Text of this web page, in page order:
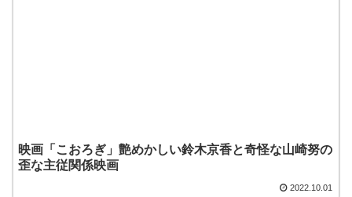
映画「こおろぎ」艶めかしい鈴木京香と奇怪な山崎努の
歪な主従関係映画
2022.10.01